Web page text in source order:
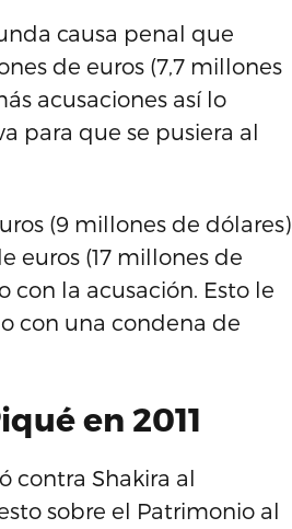
causa penal que
de euros (7,7 millones
acusaciones así lo
para que se pusiera al
(9 millones de dólares)
euros (17 millones de
con la acusación. Esto le
con una condena de
en 2011
contra Shakira al
sobre el Patrimonio al